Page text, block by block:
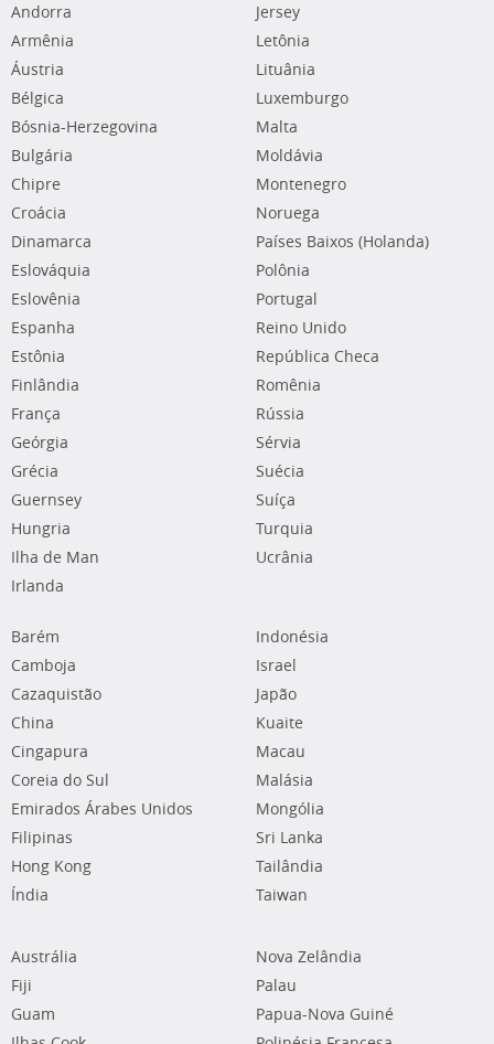
Andorra
Armênia
Áustria
Bélgica
Bósnia-Herzegovina
Bulgária
Chipre
Croácia
Dinamarca
Eslováquia
Eslovênia
Espanha
Estônia
Finlândia
França
Geórgia
Grécia
Guernsey
Hungria
Ilha de Man
Irlanda
Jersey
Letônia
Lituânia
Luxemburgo
Malta
Moldávia
Montenegro
Noruega
Países Baixos (Holanda)
Polônia
Portugal
Reino Unido
República Checa
Romênia
Rússia
Sérvia
Suécia
Suíça
Turquia
Ucrânia
Barém
Camboja
Cazaquistão
China
Cingapura
Coreia do Sul
Emirados Árabes Unidos
Filipinas
Hong Kong
Índia
Indonésia
Israel
Japão
Kuaite
Macau
Malásia
Mongólia
Sri Lanka
Tailândia
Taiwan
Austrália
Fiji
Guam
Nova Zelândia
Palau
Papua-Nova Guiné